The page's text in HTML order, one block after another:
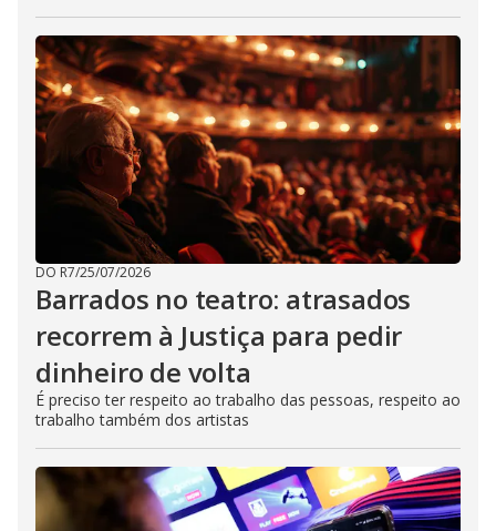
DO R7/25/07/2026
Barrados no teatro: atrasados
recorrem à Justiça para pedir
dinheiro de volta
É preciso ter respeito ao trabalho das pessoas, respeito ao
trabalho também dos artistas